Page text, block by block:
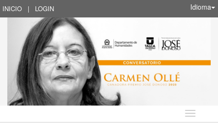
INICIO | LOGIN Idioma
Idioma